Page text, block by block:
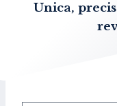
Unica,